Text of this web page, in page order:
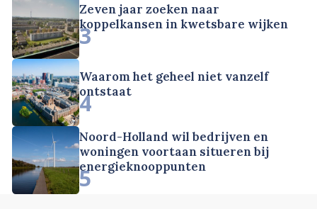
Zeven jaar zoeken naar
koppelkansen in kwetsbare wijken
3
Waarom het geheel niet vanzelf
ontstaat
4
Noord-Holland wil bedrijven en
woningen voortaan situeren bij
energieknooppunten
5